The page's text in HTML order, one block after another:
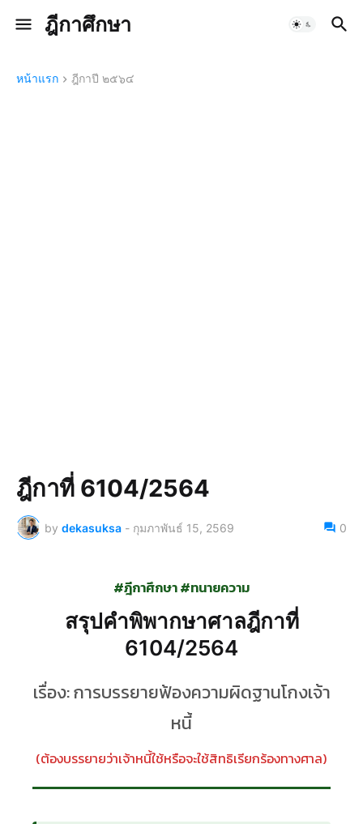
ฎีกาศึกษา
หน้าแรก ฎีกาปี ๒๕๖๔
ฎีกาที่ 6104/2564
by dekasuksa - กุมภาพันธ์ 15, 2569 0
#ฎีกาศึกษา #ทนายความ
สรุปคำพิพากษาศาลฎีกาที่
6104/2564
เรื่อง: การบรรยายฟ้องความผิดฐานโกงเจ้า
หนี้
(ต้องบรรยายว่าเจ้าหนี้ใช้หรือจะใช้สิทธิเรียกร้องทางศาล)